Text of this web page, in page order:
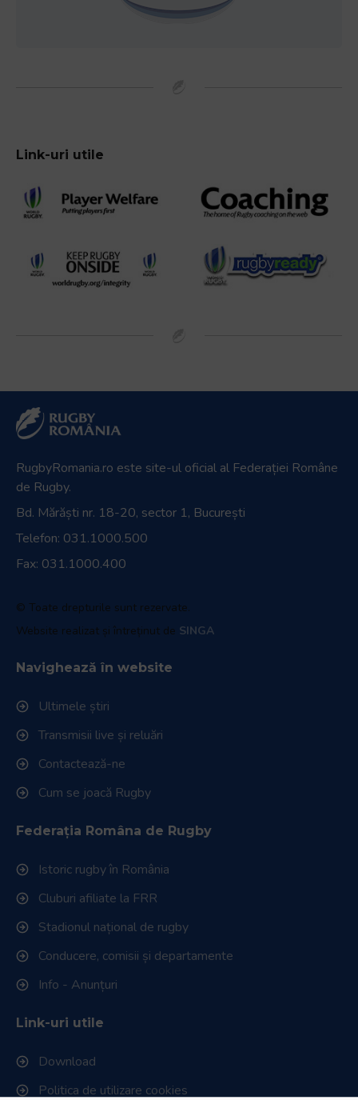
Link-uri utile
RugbyRomania.ro este site-ul oficial al Federației Române
de Rugby.
Bd. Mărăști nr. 18-20, sector 1, București
Telefon: 031.1000.500
Fax: 031.1000.400
© Toate drepturile sunt rezervate.
Website realizat și întreținut de SINGA
Navighează în website
Ultimele știri
Transmisii live și reluări
Contactează-ne
Cum se joacă Rugby
Federația Româna de Rugby
Istoric rugby în România
Cluburi afiliate la FRR
Stadionul național de rugby
Conducere, comisii și departamente
Info - Anunțuri
Link-uri utile
Download
Politica de utilizare cookies